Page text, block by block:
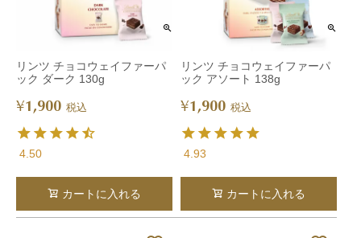
リンツ チョコウェイファーパ
ック ダーク 130g
¥1,900 税込
4.50
カートに入れる
リンツ チョコウェイファーパ
ック アソート 138g
¥1,900 税込
4.93
カートに入れる